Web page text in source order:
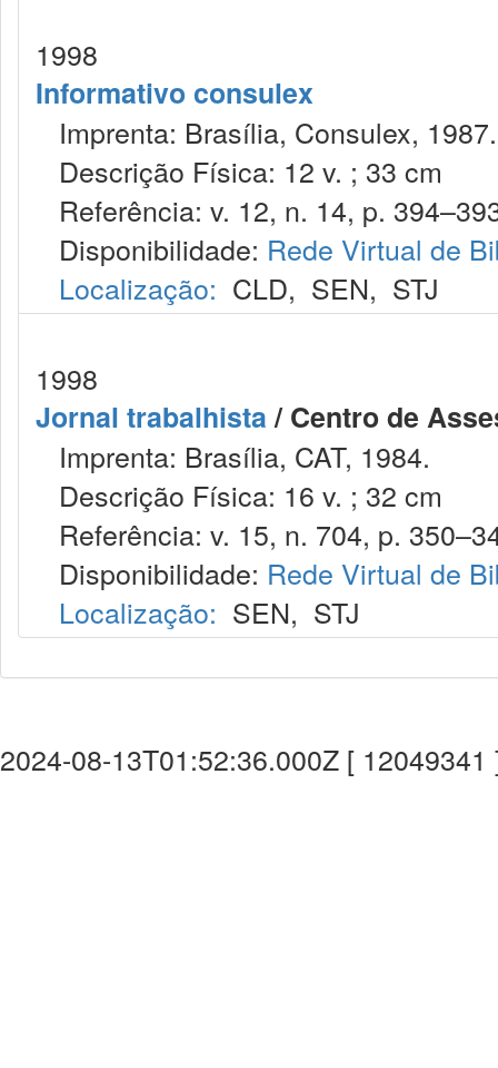
1998
Informativo consulex
Imprenta: Brasília, Consulex, 1987.
Descrição Física: 12 v. ; 33 cm
Referência: v. 12, n. 14, p.
Disponibilidade: Rede Virtual de
Localização: CLD, SEN, STJ
1998
Jornal trabalhista/ Centro de
Imprenta: Brasília, CAT, 1984.
Descrição Física: 16 v. ; 32 cm
Referência: v. 15, n. 704, p.
Disponibilidade: Rede Virtual de
Localização: SEN, STJ
2024-08-13T01:52:36.000Z [ 12049341